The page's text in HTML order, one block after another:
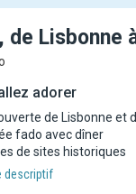
Lisbonne
adorer
de Lisbonne et
fado avec dîner
de sites historiques
descriptif